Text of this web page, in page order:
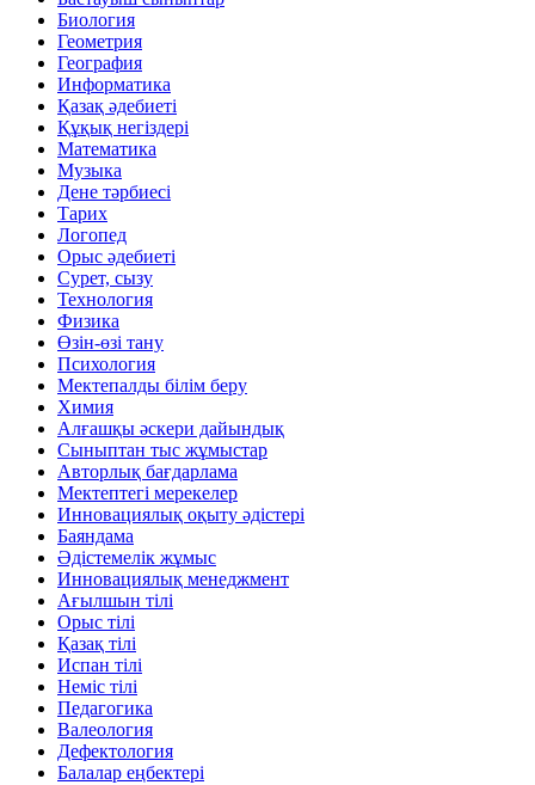
Биология
Геометрия
География
Информатика
Қазақ әдебиеті
Құқық негіздері
Математика
Музыка
Дене тәрбиесі
Тарих
Логопед
Орыс әдебиеті
Сурет, сызу
Технология
Физика
Өзін-өзі тану
Психология
Мектепалды білім беру
Химия
Алғашқы әскери дайындық
Сыныптан тыс жұмыстар
Авторлық бағдарлама
Мектептегі мерекелер
Инновациялық оқыту әдістері
Баяндама
Әдістемелік жұмыс
Инновациялық менеджмент
Ағылшын тілі
Орыс тілі
Қазақ тілі
Испан тілі
Неміс тілі
Педагогика
Валеология
Дефектология
Балалар еңбектері